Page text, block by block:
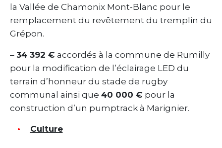
la Vallée de Chamonix Mont-Blanc pour le
remplacement du revêtement du tremplin du
Grépon.
– 34 392 € accordés à la commune de Rumilly
pour la modification de l’éclairage LED du
terrain d’honneur du stade de rugby
communal ainsi que 40 000 € pour la
construction d’un pumptrack à Marignier.
Culture